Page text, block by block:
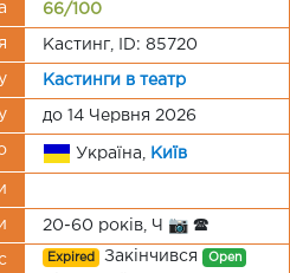
66/100
Кастинг, ID: 85720
Кастинги в театр
до 14 Червня 2026
Україна, Київ
20-60 років, Ч 📷 🕿
Expired Закінчився Open